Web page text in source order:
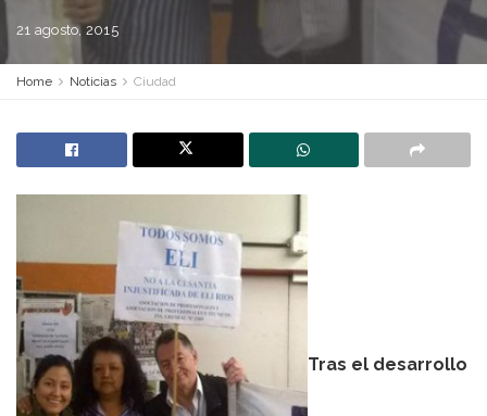
21 agosto, 2015
Home Noticias Ciudad
Tras el desarrollo